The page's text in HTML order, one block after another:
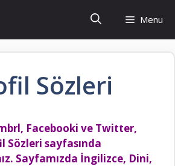
Menu
Sözleri
Facebooki ve Twitter,
Sözleri sayfasında
Sayfamızda İngilizce, Dini,